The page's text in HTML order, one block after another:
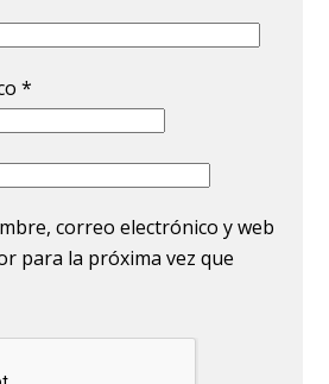
*
correo electrónico y web
para la próxima vez que